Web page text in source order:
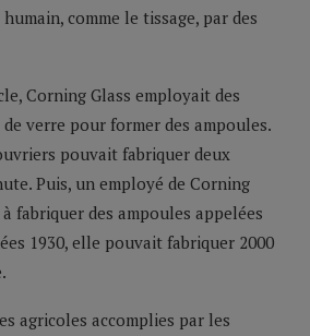
comme le tissage, par des
Corning Glass employait des
verre pour former des ampoules.
pouvait fabriquer deux
Puis, un employé de Corning
fabriquer des ampoules appelées
1930, elle pouvait fabriquer 2000
agricoles accomplies par les